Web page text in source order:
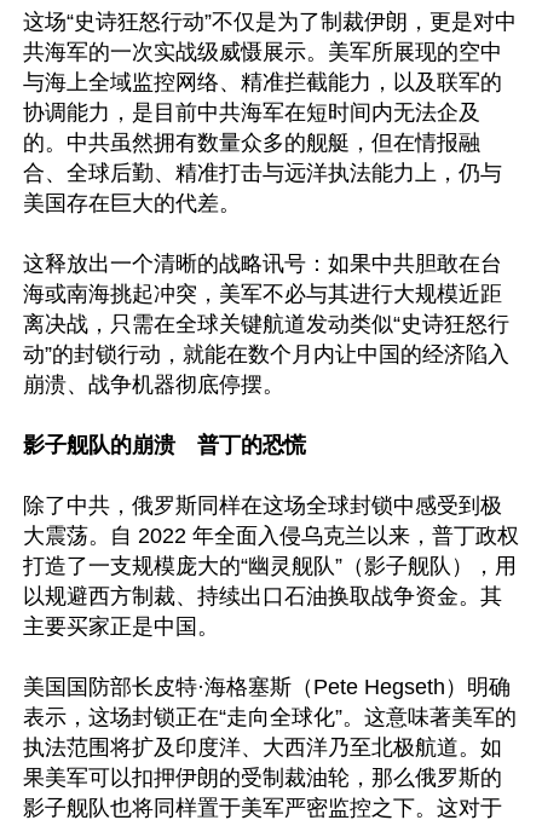
这场“史诗狂怒行动”不仅是为了制裁伊朗，更是对中
共海军的一次实战级威慑展示。美军所展现的空中
与海上全域监控网络、精准拦截能力，以及联军的
协调能力，是目前中共海军在短时间内无法企及
的。中共虽然拥有数量众多的舰艇，但在情报融
合、全球后勤、精准打击与远洋执法能力上，仍与
美国存在巨大的代差。
这释放出一个清晰的战略讯号：如果中共胆敢在台
海或南海挑起冲突，美军不必与其进行大规模近距
离决战，只需在全球关键航道发动类似“史诗狂怒行
动”的封锁行动，就能在数个月内让中国的经济陷入
崩溃、战争机器彻底停摆。
影子舰队的崩溃　普丁的恐慌
除了中共，俄罗斯同样在这场全球封锁中感受到极
大震荡。自 2022 年全面入侵乌克兰以来，普丁政权
打造了一支规模庞大的“幽灵舰队”（影子舰队），用
以规避西方制裁、持续出口石油换取战争资金。其
主要买家正是中国。
美国国防部长皮特·海格塞斯（Pete Hegseth）明确
表示，这场封锁正在“走向全球化”。这意味著美军的
执法范围将扩及印度洋、大西洋乃至北极航道。如
果美军可以扣押伊朗的受制裁油轮，那么俄罗斯的
影子舰队也将同样置于美军严密监控之下。这对于